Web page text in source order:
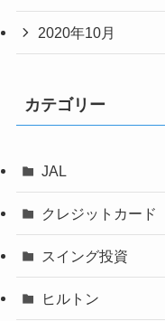
2020年10月
カテゴリー
JAL
クレジットカード
スイング投資
ヒルトン